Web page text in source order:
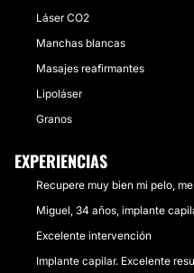
Láser CO2
Manchas blancas
Masajes reafirmantes
Lipoláser
Granos
EXPERIENCIAS
Recupere muy bien mi pelo,
Miguel, 34 años, implante
Excelente intervención
Implante capilar. Excelente